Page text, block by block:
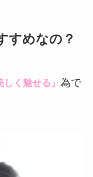
すめなの？
く魅せる」 為で